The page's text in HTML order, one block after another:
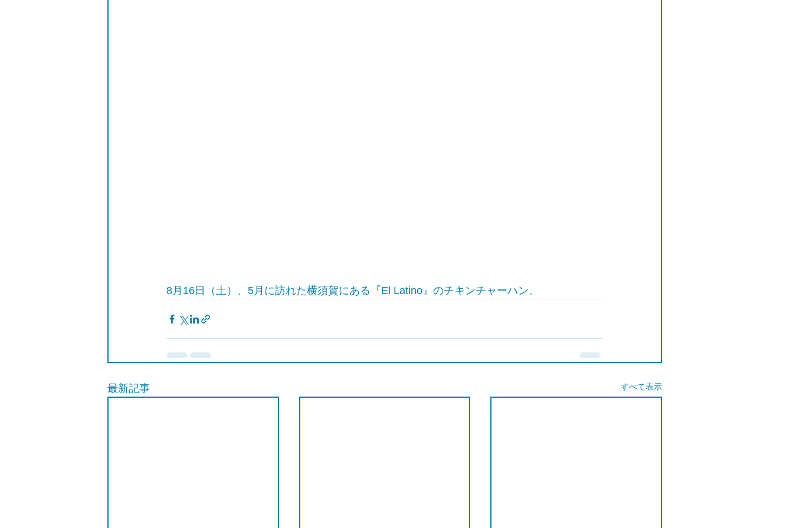
8月16日（土）、5月に訪れた横須賀にある『El Latino』のチキンチャーハン。
最新記事 すべて表示